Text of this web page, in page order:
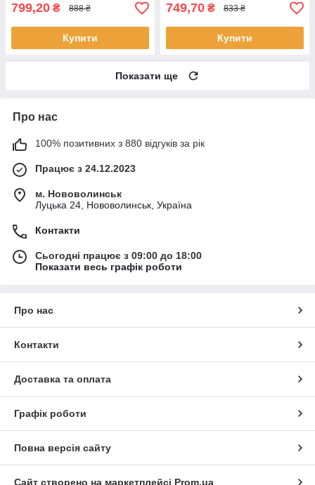
799,20 ₴ 888 ₴
Купити
749,70 ₴ 833 ₴
Купити
Показати ще
Про нас
100% позитивних з 880 відгуків за рік
Працює з 24.12.2023
м. Нововолинськ
Луцька 24, Нововолинськ, Україна
Контакти
Сьогодні працює з 09:00 до 18:00
Показати весь графік роботи
Про нас
Контакти
Доставка та оплата
Графік роботи
Повна версія сайту
Сайт створено на маркетплейсі Prom.ua